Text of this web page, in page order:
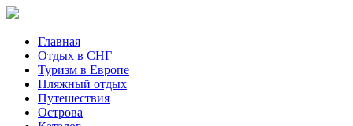
Главная
Отдых в СНГ
Туризм в Европе
Пляжный отдых
Путешествия
Острова